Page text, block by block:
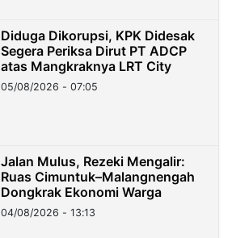
Diduga Dikorupsi, KPK Didesak
Segera Periksa Dirut PT ADCP
atas Mangkraknya LRT City
05/08/2026 - 07:05
Jalan Mulus, Rezeki Mengalir:
Ruas Cimuntuk–Malangnengah
Dongkrak Ekonomi Warga
04/08/2026 - 13:13